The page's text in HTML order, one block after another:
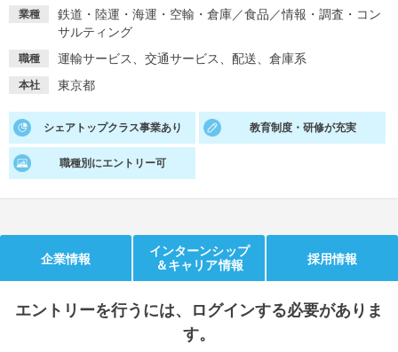
イベントを探す
就活ノウハウ・サポート
就活支援
就活ノウハウが満載！
就活コラム
就活ニュースペーパー よくある質問
業種 鉄道・陸運・海運・空輸・倉庫／食品 ／情報・調査・コン
サルティング
職種 運輸サービス、交通サービス、配送、倉庫系
本社 東京都
シェアトップクラス事業あり 教育制度・研修が充実
職種別にエントリー可
企業情報
インターンシップ
＆キャリア情報
採用情報
エントリーを行うには、ログインする必要がありま
す。